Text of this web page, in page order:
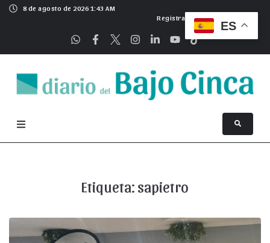
8 de agosto de 2026 1:43 AM
Registrarse
Etiqueta: sapietro
ES